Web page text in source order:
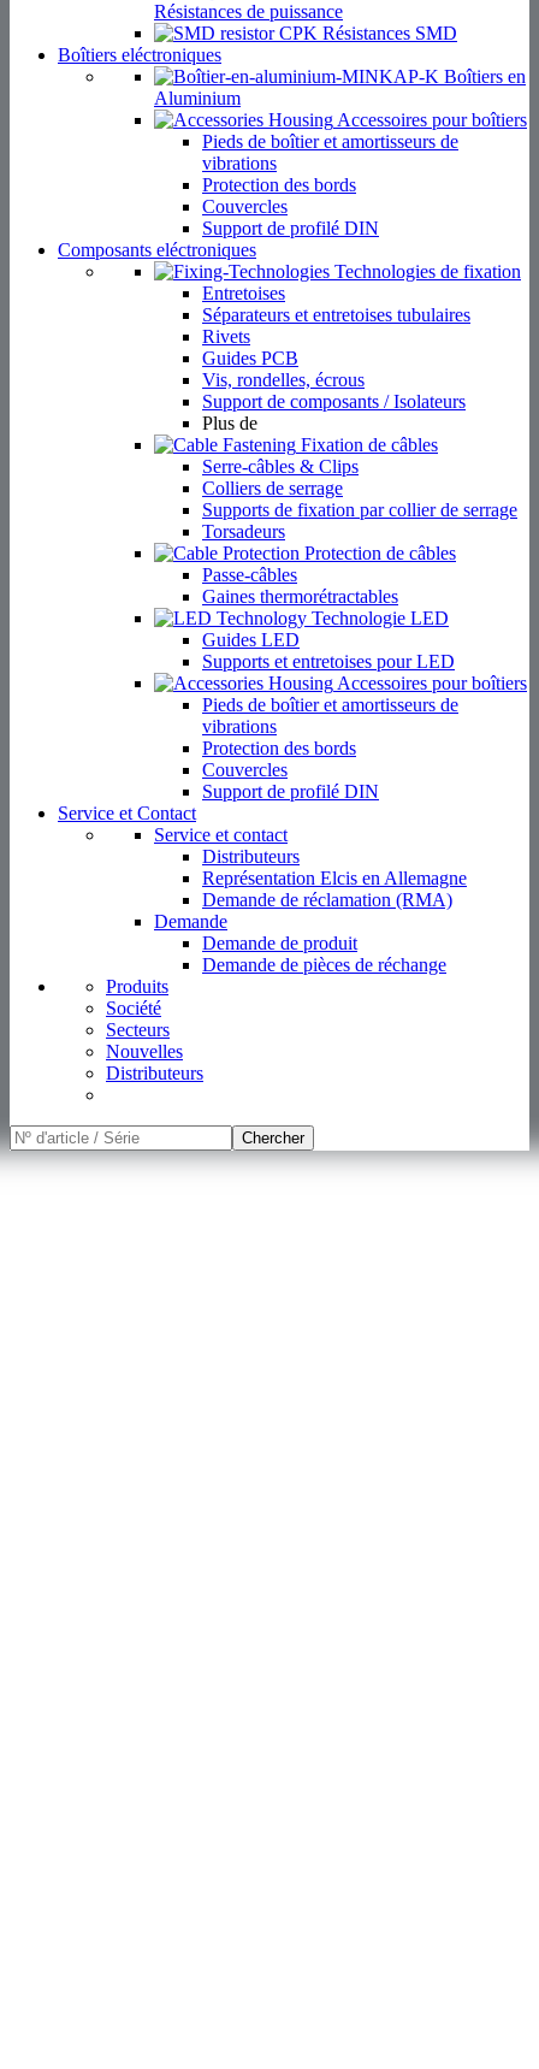
Résistances de puissance
Résistances SMD
Boîtiers eléctroniques
Boîtiers en
Aluminium
Accessoires pour boîtiers
Pieds de boîtier et amortisseurs de
vibrations
Protection des bords
Couvercles
Support de profilé DIN
Composants eléctroniques
Technologies de fixation
Entretoises
Séparateurs et entretoises tubulaires
Rivets
Guides PCB
Vis, rondelles, écrous
Support de composants / Isolateurs
Plus de
Fixation de câbles
Serre-câbles & Clips
Colliers de serrage
Supports de fixation par collier de serrage
Torsadeurs
Protection de câbles
Passe-câbles
Gaines thermorétractables
Technologie LED
Guides LED
Supports et entretoises pour LED
Accessoires pour boîtiers
Pieds de boîtier et amortisseurs de
vibrations
Protection des bords
Couvercles
Support de profilé DIN
Service et Contact
Service et contact
Distributeurs
Représentation Elcis en Allemagne
Demande de réclamation (RMA)
Demande
Demande de produit
Demande de pièces de réchange
Produits
Société
Secteurs
Nouvelles
Distributeurs
Chercher